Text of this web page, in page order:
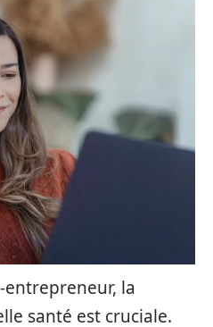
entrepreneur, la
santé est cruciale.